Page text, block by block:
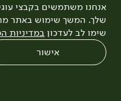
אנחנו משתמשים בקבצי
שלך. המשך שימוש באתר
שימו לב לעדכון במדיניות
אישור